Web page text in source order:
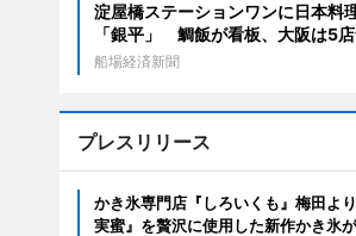
淀屋橋ステーションワンに日本料
「銀平」 鯛飯が看板、大阪は5店
船場経済新聞
プレスリリース
かき氷専門店『しろいくも』梅田よ
実蜜』を贅沢に使用した新作かき氷